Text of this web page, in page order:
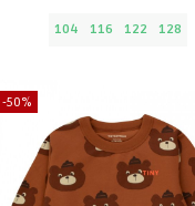
104 116 122 128
-50%